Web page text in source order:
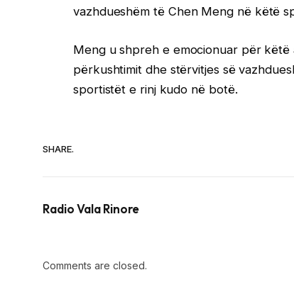
vazhdueshëm të Chen Meng në këtë
Meng u shpreh e emocionuar për
përkushtimit dhe stërvitjes së
sportistët e rinj kudo në botë.
SHARE.
Radio Vala Rinore
Comments are closed.